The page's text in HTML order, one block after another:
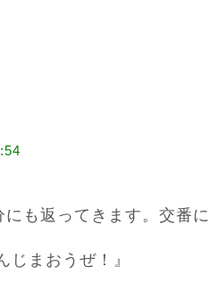
も返ってきます。交番に
まおうぜ！』